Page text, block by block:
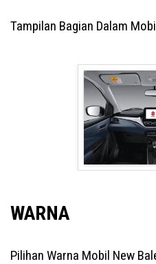
Tampilan Bagian Dalam
WARNA
Pilihan Warna Mobil New